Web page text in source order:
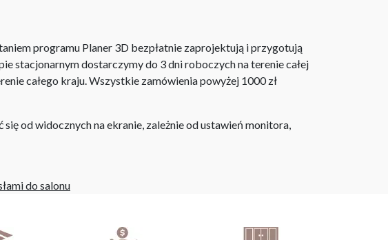
programu Planer 3D bezpłatnie zaprojektują i przygotują
stacjonarnym dostarczymy do 3 dni roboczych na terenie całej
całego kraju. Wszystkie zamówienia powyżej 1000 zł
od widocznych na ekranie, zależnie od ustawień monitora,
do salonu